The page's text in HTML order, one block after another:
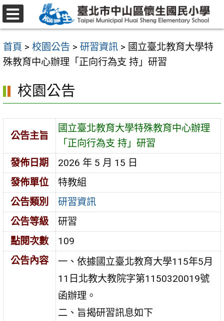
跳
至
要
內
區
首頁 > 校園公告 > 研習資訊 > 國立臺北教育大學特
殊教育中心辦理「正向行為支 持」研習
校園公告
公告主旨
國立臺北教育大學特殊教育中心辦理
「正向行為支 持」研習
發佈日期
2026 年 5 月 15 日
發佈單位
特教組
公告類別
研習資訊
公告等級
研習
點閱次數
109
公告內容
一、依據國立臺北教育大學115年5月
11日北教大教院字第1150320019號
函辦理。
二、旨揭研習訊息如下
選
單